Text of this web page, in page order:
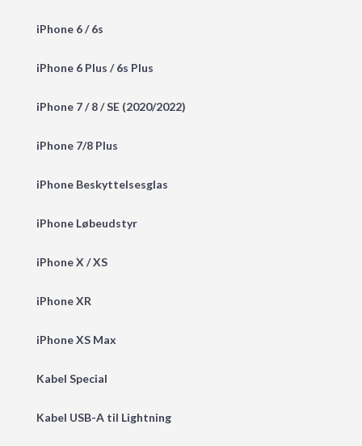
iPhone 6 / 6s
iPhone 6 Plus / 6s Plus
iPhone 7 / 8 / SE (2020/2022)
iPhone 7/8 Plus
iPhone Beskyttelsesglas
iPhone Løbeudstyr
iPhone X / XS
iPhone XR
iPhone XS Max
Kabel Special
Kabel USB-A til Lightning